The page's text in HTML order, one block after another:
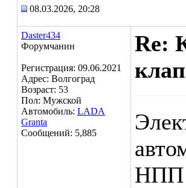
08.03.2026, 20:28
Daster434
Форумчанин
Регистрация: 09.06.2021
Адрес: Волгоград
Возраст: 53
Пол: Мужской
Автомобиль: LADA
Granta
Сообщений: 5,885
Re: